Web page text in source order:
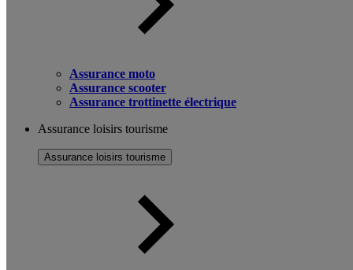
Assurance moto
Assurance scooter
Assurance trottinette électrique
Assurance loisirs tourisme
Assurance loisirs tourisme